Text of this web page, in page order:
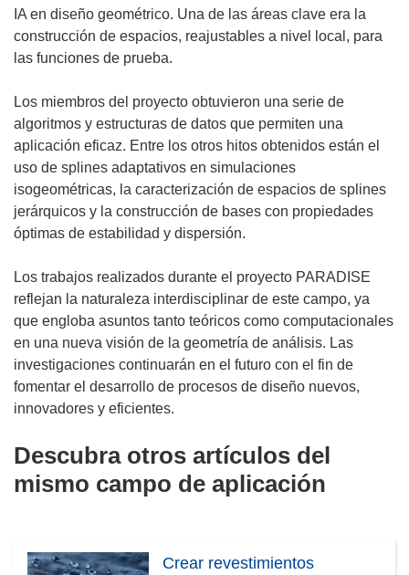
IA en diseño geométrico. Una de las áreas clave era la
construcción de espacios, reajustables a nivel local, para
las funciones de prueba.
Los miembros del proyecto obtuvieron una serie de
algoritmos y estructuras de datos que permiten una
aplicación eficaz. Entre los otros hitos obtenidos están el
uso de splines adaptativos en simulaciones
isogeométricas, la caracterización de espacios de splines
jerárquicos y la construcción de bases con propiedades
óptimas de estabilidad y dispersión.
Los trabajos realizados durante el proyecto PARADISE
reflejan la naturaleza interdisciplinar de este campo, ya
que engloba asuntos tanto teóricos como computacionales
en una nueva visión de la geometría de análisis. Las
investigaciones continuarán en el futuro con el fin de
fomentar el desarrollo de procesos de diseño nuevos,
innovadores y eficientes.
Descubra otros artículos del
mismo campo de aplicación
Crear revestimientos